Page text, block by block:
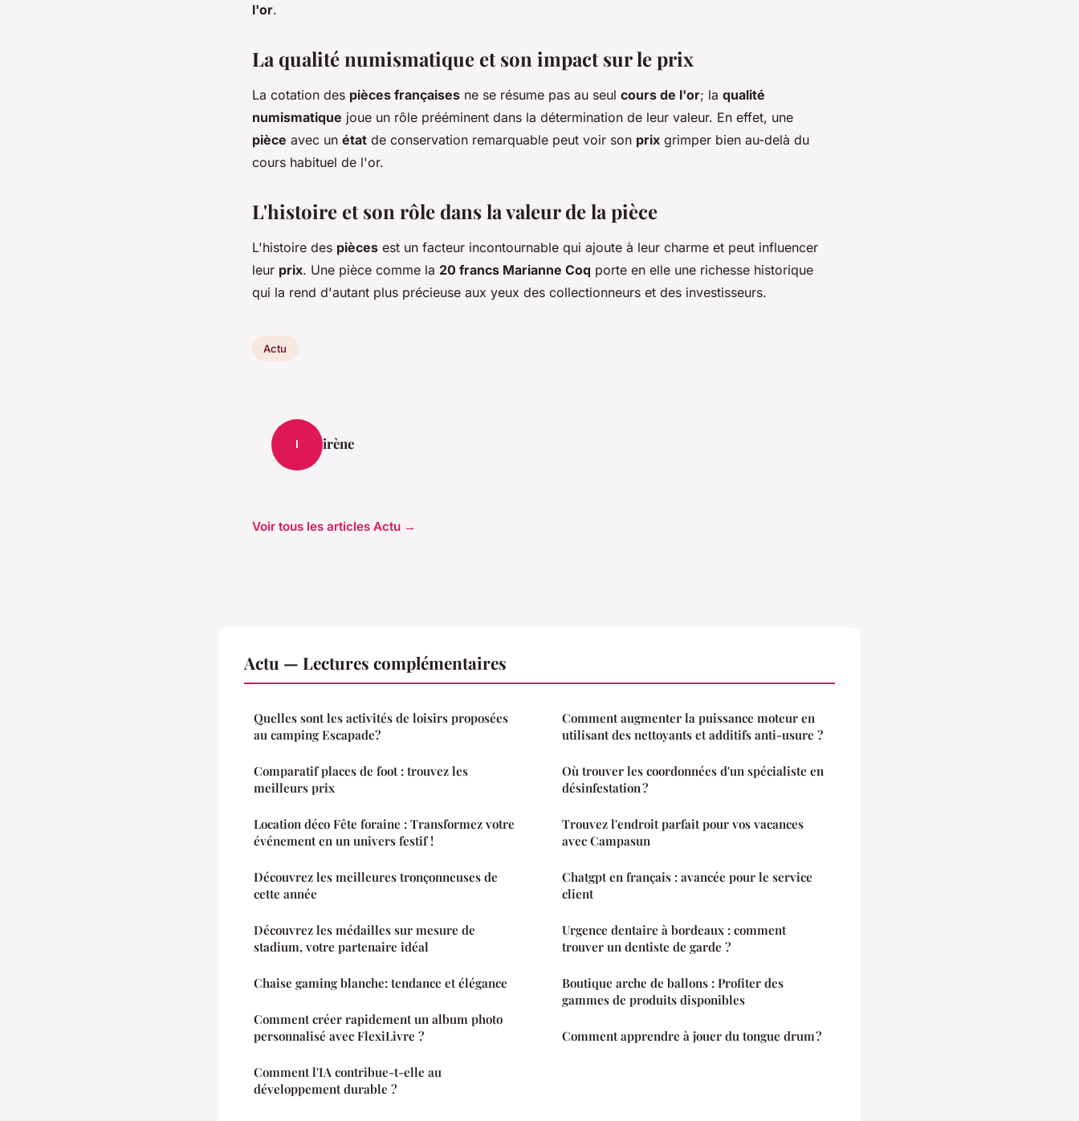
l'or.
La qualité numismatique et son impact sur le prix
La cotation des pièces françaises ne se résume pas au seul cours de l'or; la qualité
numismatique joue un rôle prééminent dans la détermination de leur valeur. En effet, une
pièce avec un état de conservation remarquable peut voir son prix grimper bien au-delà du
cours habituel de l'or.
L'histoire et son rôle dans la valeur de la pièce
L'histoire des pièces est un facteur incontournable qui ajoute à leur charme et peut influencer
leur prix. Une pièce comme la 20 francs Marianne Coq porte en elle une richesse historique
qui la rend d'autant plus précieuse aux yeux des collectionneurs et des investisseurs.
Actu
I irène
Voir tous les articles Actu →
Actu — Lectures complémentaires
Quelles sont les activités de loisirs proposées
au camping Escapade?
Comparatif places de foot : trouvez les
meilleurs prix
Location déco Fête foraine : Transformez votre
événement en un univers festif !
Découvrez les meilleures tronçonneuses de
cette année
Découvrez les médailles sur mesure de
stadium, votre partenaire idéal
Chaise gaming blanche: tendance et élégance
Comment créer rapidement un album photo
personnalisé avec FlexiLivre ?
Comment l'IA contribue-t-elle au
développement durable ?
Comment augmenter la puissance moteur en
utilisant des nettoyants et additifs anti-usure ?
Où trouver les coordonnées d'un spécialiste en
désinfestation ?
Trouvez l'endroit parfait pour vos vacances
avec Campasun
Chatgpt en français : avancée pour le service
client
Urgence dentaire à bordeaux : comment
trouver un dentiste de garde ?
Boutique arche de ballons : Profiter des
gammes de produits disponibles
Comment apprendre à jouer du tongue drum ?